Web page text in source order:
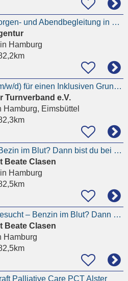
liebevolle Morgen- und Abendbegleitung in Othmarschen für Senior privat gesucht
Hamburg
Pflegekraft (m/w/d) für einen Inklusiven Grundschulstandort
Turnverband e.V.
Eimsbüttel
AltenpflegerBezin im Blut? Dann bist du bei uns falsch
Beate Clasen
Hamburg
Pflegekraft gesucht – Benzin im Blut? Dann bist du bei uns falsch
Beate Clasen
Hamburg
Palliative Care PCT Alster